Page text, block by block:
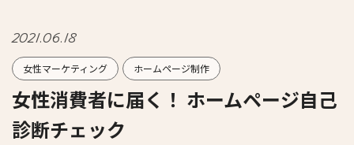
2021.06.18
女性マーケティング ホームページ制作
女性消費者に届く！ ホームページ自己
診断チェック